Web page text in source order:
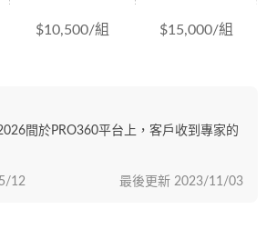
$10,500/組 $15,000/組
間於PRO360平台上，客戶收到專家的
最後更新 2023/11/03
12